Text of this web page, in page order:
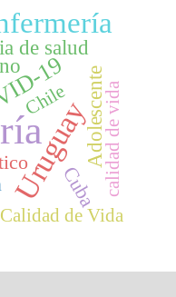
Uruguay
19 Adolescente
de salud
Cuba calidad de vida
Chile
Calidad de Vida